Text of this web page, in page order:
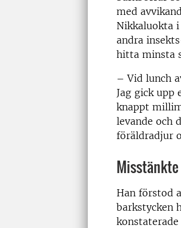
med
Nikkaluokta
andra
hitta minsta
­– Vid lunch
Jag gick upp
knappt
levande och
föräldradjur
Han förstod
barkstycken